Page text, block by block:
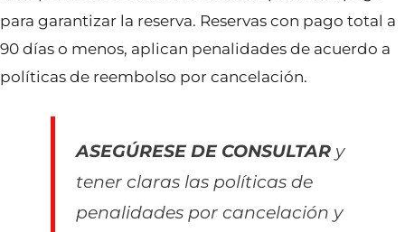
para garantizar la reserva. Reservas con pago total a
90 días o menos, aplican penalidades de acuerdo a
políticas de reembolso por cancelación.
ASEGÚRESE DE CONSULTARy
tener claras las políticas de
penalidades por cancelación y